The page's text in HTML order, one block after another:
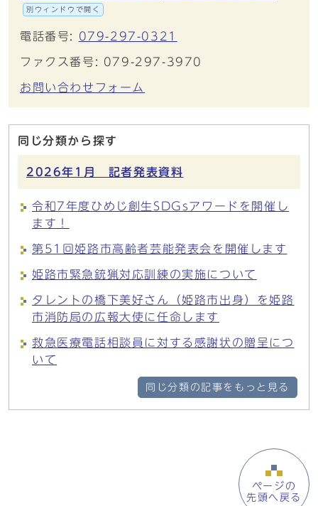
別ウィンドウで開く
電話番号: 079-297-0321
ファクス番号: 079-297-3970
お問い合わせフォーム
同じ分類から探す
2026年1月 記者発表資料
令和7年度ひめじ創生SDGsアワードを開催し
ます！
第51回姫路市高齢者芸能発表会を開催します
姫路市緊急銃猟対応訓練の実施について
タレントの橋下美好さん（姫路市出身）を姫路
市消防局の広報大使に任命します
救急医療電話相談員に対する感謝状の贈呈につ
いて
同じ分類の記事をもっと見る
ページの
先頭へ戻る